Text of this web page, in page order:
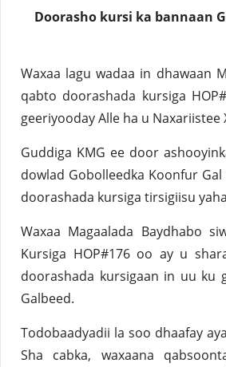
Doorasho kursi ka bannaan
Waxaa lagu wadaa in dhawaan
qabto doorashada kursiga
geeriyooday Alle ha u
Guddiga KMG ee door
dowlad Gobolleedka Koonfur
doorashada kursiga tirsigiisu
Waxaa Magaalada Baydhabo
Kursiga HOP#176 oo ay u
doorashada kursigaan in uu ku
Galbeed.
Todobaadyadii la soo dhaafay
Sha cabka, waxaana